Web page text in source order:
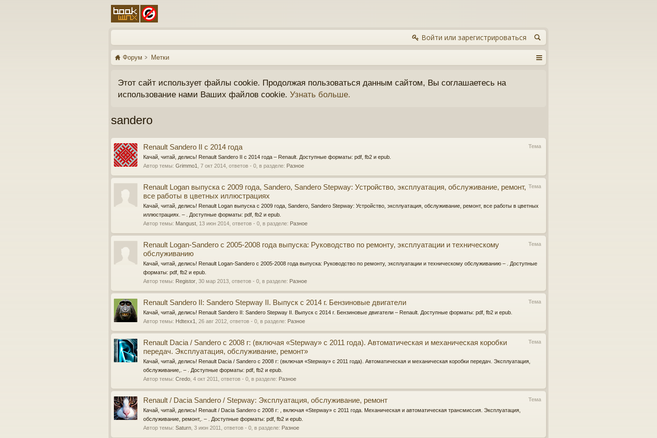
Войти или зарегистрироваться
Форум Метки
Этот сайт использует файлы cookie. Продолжая пользоваться данным сайтом, Вы соглашаетесь на
использование нами Ваших файлов cookie. Узнать больше.
sandero
Тема
Renault Sandero II с 2014 года
Качай, читай, делись! Renault Sandero II с 2014 года – Renault. Доступные форматы: pdf, fb2 и epub.
Автор темы: Grimmo1 7 окт 2014 , ответов - 0, в разделе: Разное
Тема
Renault Logan выпуска с 2009 года, Sandero, Sandero Stepway: Устройство, эксплуатация, обслуживание, ремонт,
все работы в цветных иллюстрациях
Качай, читай, делись! Renault Logan выпуска с 2009 года, Sandero, Sandero Stepway: Устройство, эксплуатация, обслуживание, ремонт, все работы в цветных
иллюстрациях. – . Доступные форматы: pdf, fb2 и epub.
Автор темы: Mangust 13 июн 2014 , ответов - 0, в разделе: Разное
Тема
Renault Logan-Sandero c 2005-2008 года выпуска: Руководство по ремонту, эксплуатации и техническому
обслуживанию
Качай, читай, делись! Renault Logan-Sandero c 2005-2008 года выпуска: Руководство по ремонту, эксплуатации и техническому обслуживанию – . Доступные
форматы: pdf, fb2 и epub.
Автор темы: Registor 30 мар 2013 , ответов - 0, в разделе: Разное
Тема
Renault Sandero II: Sandero Stepway II. Выпуск с 2014 г. Бензиновые двигатели
Качай, читай, делись! Renault Sandero II: Sandero Stepway II. Выпуск с 2014 г. Бензиновые двигатели – Renault. Доступные форматы: pdf, fb2 и epub.
Автор темы: Hdtexx1 26 авг 2012 , ответов - 0, в разделе: Разное
Тема
Renault Dacia / Sandero с 2008 г: (включая «Stepway» с 2011 года). Автоматическая и механическая коробки
передач. Эксплуатация, обслуживание, ремонт»
Качай, читай, делись! Renault Dacia / Sandero с 2008 г: (включая «Stepway» с 2011 года). Автоматическая и механическая коробки передач. Эксплуатация,
обслуживание,. – . Доступные форматы: pdf, fb2 и epub.
Автор темы: Credo 4 окт 2011 , ответов - 0, в разделе: Разное
Тема
Renault / Dacia Sandero / Stepway: Эксплуатация, обслуживание, ремонт
Качай, читай, делись! Renault / Dacia Sandero с 2008 г: , включая «Stepway» с 2011 года. Механическая и автоматическая трансмиссия. Эксплуатация,
обслуживание, ремонт,. – . Доступные форматы: pdf, fb2 и epub.
Автор темы: Saturn 3 июн 2011 , ответов - 0, в разделе: Разное